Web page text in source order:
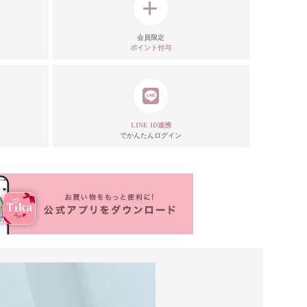
会員限定
ポイント付与
LINE ID連携
でかんたんログイン